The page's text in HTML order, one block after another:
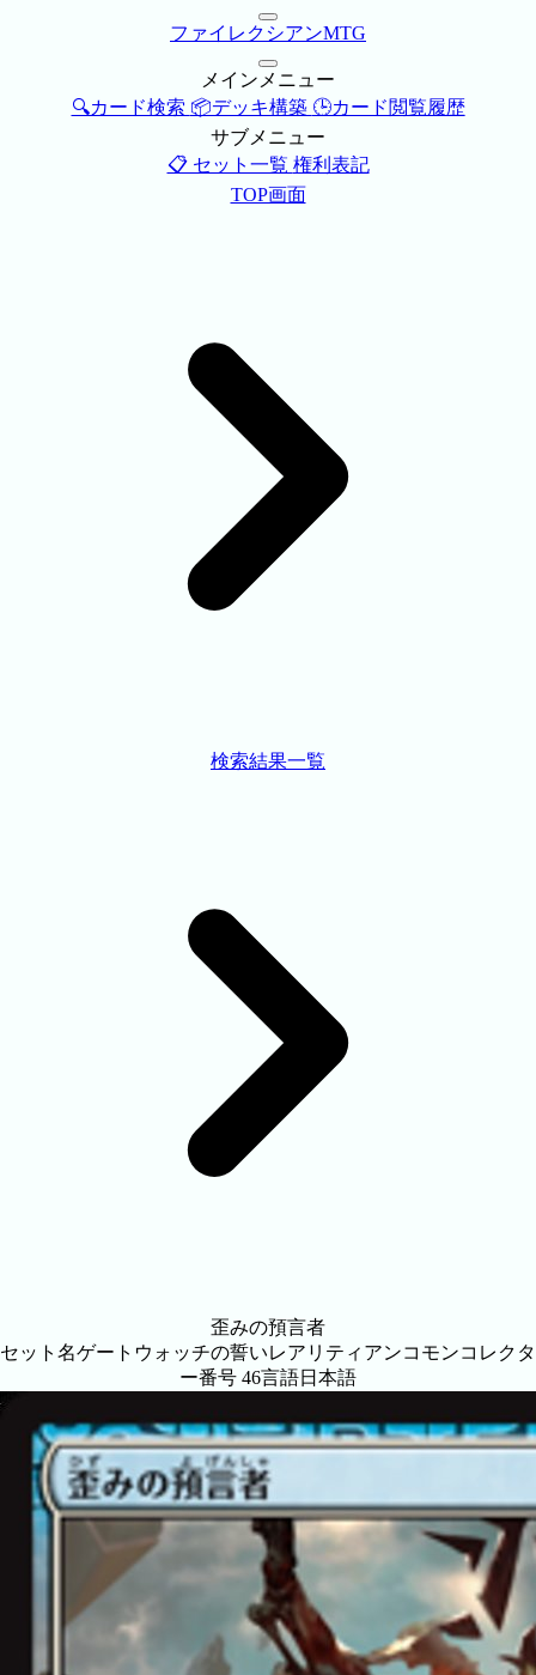
ファイレクシアンMTG
メインメニュー
🔍カード検索 📦デッキ構築 🕒カード閲覧履歴
サブメニュー
📋 セット一覧 権利表記
TOP画面
検索結果一覧
歪みの預言者
セット名ゲートウォッチの誓いレアリティ アンコモンコレクタ
ー番号 46言語日本語